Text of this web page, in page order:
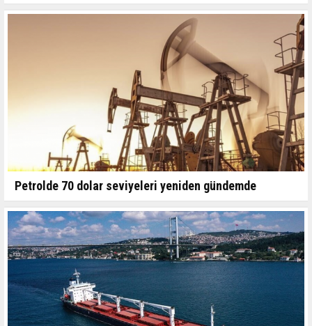
Petrolde 70 dolar seviyeleri yeniden gündemde